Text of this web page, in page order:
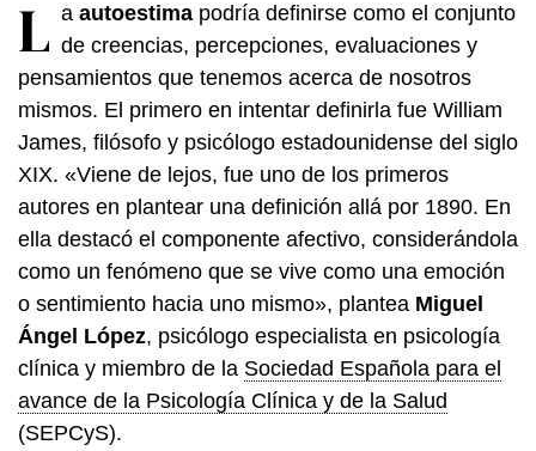
L a autoestima podría definirse como el conjunto
de creencias, percepciones, evaluaciones y
pensamientos que tenemos acerca de nosotros
mismos. El primero en intentar definirla fue William
James, filósofo y psicólogo estadounidense del siglo
XIX. «Viene de lejos, fue uno de los primeros
autores en plantear una definición allá por 1890. En
ella destacó el componente afectivo, considerándola
como un fenómeno que se vive como una emoción
o sentimiento hacia uno mismo», plantea Miguel
Ángel López, psicólogo especialista en psicología
clínica y miembro de la Sociedad Española para el
avance de la Psicología Clínica y de la Salud
(SEPCyS).